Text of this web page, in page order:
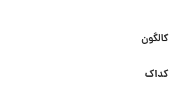
کالگون
کداک